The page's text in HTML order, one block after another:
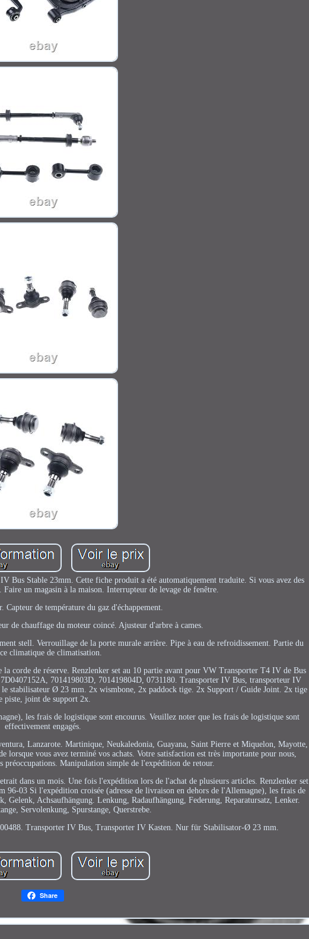
Bus Stable 23mm. Cette fiche produit a été automatiquement traduite. Si vous avez des
Faire un magasin à la maison. Interrupteur de levage de fenêtre.
Capteur de température du gaz d'échappement.
de chauffage du moteur coincé. Ajusteur d'arbre à cames.
stell. Verrouillage de la porte murale arrière. Pipe à eau de refroidissement. Partie du
climatique de climatisation.
la corde de réserve. Renzlenker set au 10 partie avant pour VW Transporter T4 IV de Bus
701419803D, 701419804D, 0731180. Transporter IV Bus, transporteur IV
stabilisateur Ø 23 mm. 2x wismbone, 2x paddock tige. 2x Support / Guide Joint. 2x tige
piste, joint de support 2x.
les frais de logistique sont encourus. Veuillez noter que les frais de logistique sont
effectivement engagés.
Lanzarote. Martinique, Neukaledonia, Guayana, Saint Pierre et Miquelon, Mayotte,
vous avez terminé vos achats. Votre satisfaction est très importante pour nous,
préoccupations. Manipulation simple de l'expédition de retour.
dans un mois. Une fois l'expédition lors de l'achat de plusieurs articles. Renzlenker set
03 Si l'expédition croisée (adresse de livraison en dehors de l'Allemagne), les frais de
Gelenk, Achsaufhängung. Lenkung, Radaufhängung, Federung, Reparatursatz, Lenker.
Servolenkung, Spurstange, Querstrebe.
Transporter IV Bus, Transporter IV Kasten. Nur für Stabilisator-Ø 23 mm.
Share